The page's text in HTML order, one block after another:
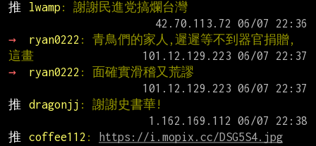
推 lwamp : 謝謝民進党搞爛台灣
→
ryan0222 : 青鳥們的家人,遲遲等不到器官捐贈,
這畫
→
ryan0222 : 面確實滑稽又荒謬
推
dragonjj : 謝謝史書華!
推
coffee112 :
https://i.mopix.cc/DSG5S4.jpg